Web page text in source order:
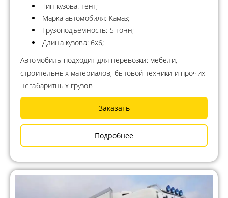
Тип кузова: тент;
Марка автомобиля: Камаз;
Грузоподъемность: 5 тонн;
Длина кузова: 6х6;
Автомобиль подходит для перевозки: мебели,
строительных материалов, бытовой техники и прочих
негабаритных грузов
Заказать
Подробнее